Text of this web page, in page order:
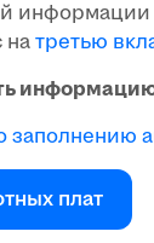
информации
на третью
заполнению
плат